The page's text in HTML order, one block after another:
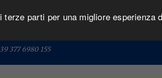
parti per una migliore esperienza
377 6980 155